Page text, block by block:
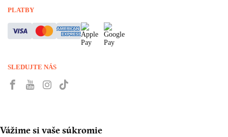
PLATBY
SLEDUJTE NÁS
Vážime si vaše súkromie